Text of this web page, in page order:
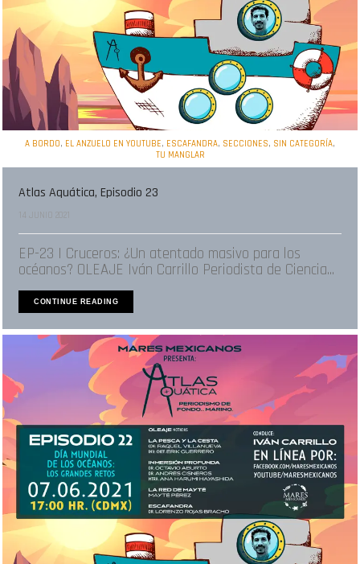
A BORDO, EL ANZUELO EN YOUTUBE, ESCAFANDRA, SECCIONES, SIN CATEGORÍA,
TU MANGLAR
Atlas Aquática, Episodio 23
14 JUNIO 2021
EP-23 | Cruceros: ¿Un atentado masivo para los
océanos? OLEAJE Iván Carrillo Periodista de Ciencia...
CONTINUE READING